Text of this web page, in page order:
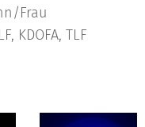
Frau
KDOFA, TLF